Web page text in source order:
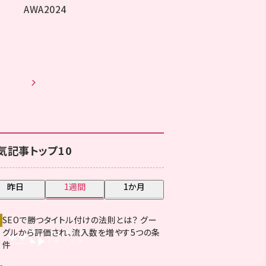
からすぐに使える、Gemini Notebookを無
記事トップ10
昨日 1週間 1か月
SEOで勝つタイトル付けの法則とは？ グー
グルから評価され、流入数を増やす5つの条
件